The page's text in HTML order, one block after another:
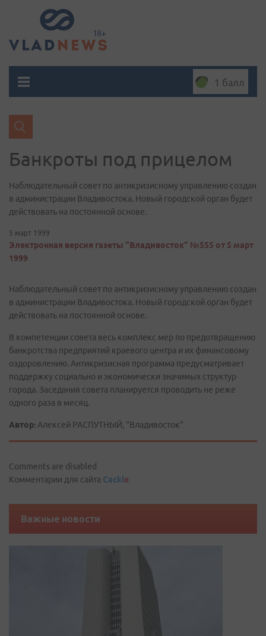
1 балл
Банкроты под прицелом
Наблюдательный совет по антикризисному управлению создан
в администрации Владивостока. Новый городской орган будет
действовать на постоянной основе.
5 март 1999
Электронная версия газеты "Владивосток" №555 от 5 март
1999
Наблюдательный совет по антикризисному управлению создан
в администрации Владивостока. Новый городской орган будет
действовать на постоянной основе.
В компетенции совета весь комплекс мер по предотвращению
банкротства предприятий краевого центра и их финансовому
оздоровлению. Антикризисная программа предусматривает
поддержку социально и экономически значимых структур
города. Заседания совета планируется проводить не реже
одного раза в месяц.
Автор: Алексей РАСПУТНЫЙ, "Владивосток"
Comments are disabled
Комментарии для сайта Cackle
Важные новости